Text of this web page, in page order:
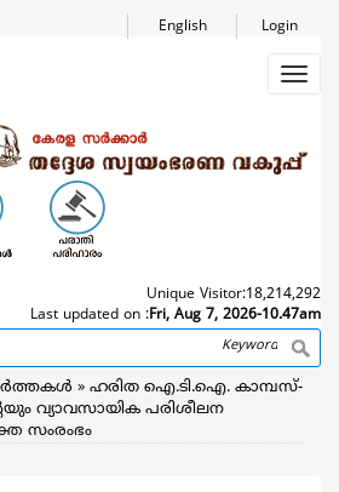
Login
English
Unique Visitor:18,214,292
Last updated on :Fri, Aug 7, 2026-10.47am
Search
ഹരിത ഐ.ടി.ഐ. കാമ്പസ്-
വ്യാവസായിക പരിശീലന
സംരംഭം